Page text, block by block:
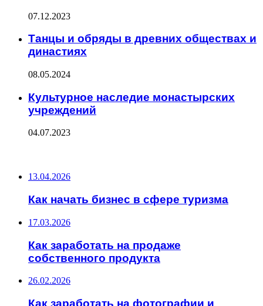
07.12.2023
Танцы и обряды в древних обществах и
династиях
08.05.2024
Культурное наследие монастырских
учреждений
04.07.2023
13.04.2026
Как начать бизнес в сфере туризма
17.03.2026
Как заработать на продаже
собственного продукта
26.02.2026
Как заработать на фотографии и